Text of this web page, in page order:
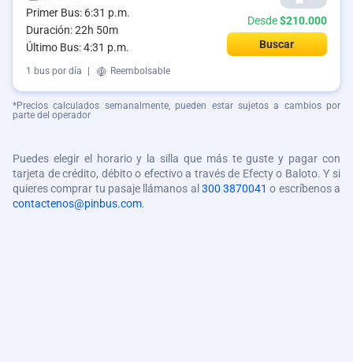
Primer Bus: 6:31 p.m.
Duración: 22h 50m
Último Bus: 4:31 p.m.
Desde$210.000
Buscar
1 bus por día Reembolsable
*Precios calculados semanalmente, pueden estar sujetos a cambios por
parte del operador
Puedes elegir el horario y la silla que más te guste y pagar con
tarjeta de crédito, débito o efectivo a través de Efecty o Baloto. Y si
quieres comprar tu pasaje llámanos al 300 3870041 o escríbenos a
contactenos@pinbus.com.